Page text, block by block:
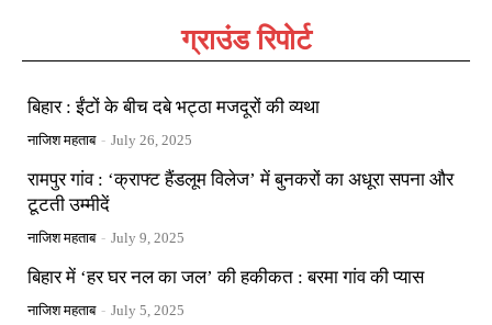
ग्राउंड रिपोर्ट
बिहार : ईंटों के बीच दबे भट्ठा मजदूरों की व्यथा
नाजिश महताब - July 26, 2025
रामपुर गांव : ‘क्राफ्ट हैंडलूम विलेज’ में बुनकरों का अधूरा सपना और
टूटती उम्मीदें
नाजिश महताब - July 9, 2025
बिहार में ‘हर घर नल का जल’ की हकीकत : बरमा गांव की प्यास
नाजिश महताब - July 5, 2025